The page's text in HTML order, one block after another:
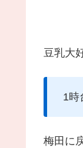
豆乳大
1時
梅田に